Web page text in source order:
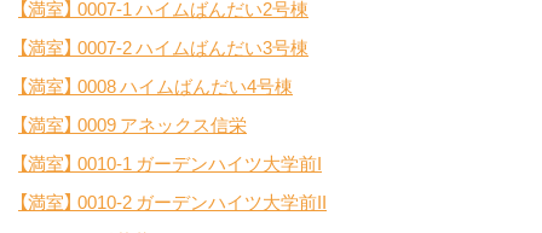
【満室】 0007-1 ハイムばんだい2号棟
【満室】 0007-2 ハイムばんだい3号棟
【満室】 0008 ハイムばんだい4号棟
【満室】 0009 アネックス信栄
【満室】 0010-1 ガーデンハイツ大学前I
【満室】 0010-2 ガーデンハイツ大学前II